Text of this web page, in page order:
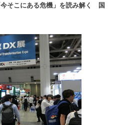
今そこにある危機」を読み解く 国